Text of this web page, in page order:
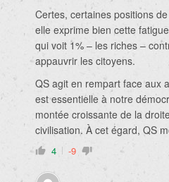
Certes, certaines positions
elle exprime bien cette
qui voit 1% – les riches –
appauvrir les citoyens.
QS agit en rempart face aux
est essentielle à notre
montée croissante de la
civilisation. À cet égard, QS
4 -9